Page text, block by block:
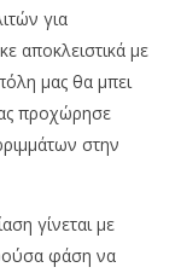
για
αποκλειστικά με
μας θα μπει
προχώρησε
στην
γίνεται με
φάση να